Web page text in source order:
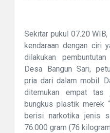
Sekitar pukul 07.20
kendaraan dengan ciri
dilakukan
Desa Bangun Sari,
pria dari dalam mobil.
ditemukan empat
bungkus plastik merek
berisi narkotika jenis
76.000 gram (76